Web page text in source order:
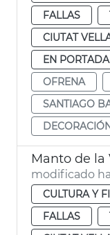
FALLAS
CIUTAT
EN
OFRENA
SANTIAGO
modificado
CULTURA Y
FALLAS